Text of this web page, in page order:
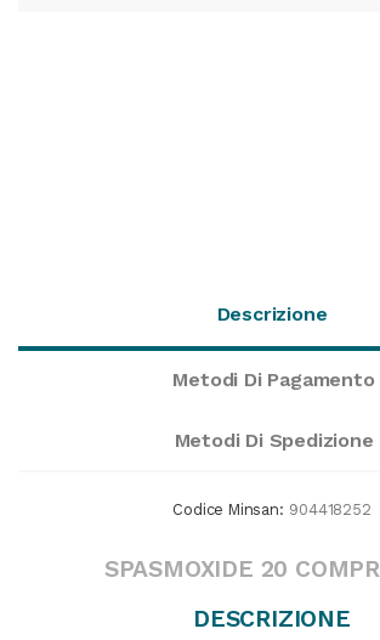
Descrizione
Metodi Di Pagamento
Metodi Di Spedizione
Codice Minsan: 904418252
SPASMOXIDE 20
DESCRIZIONE